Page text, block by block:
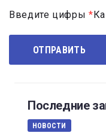
Введите цифры *
Последние
НОВОСТИ